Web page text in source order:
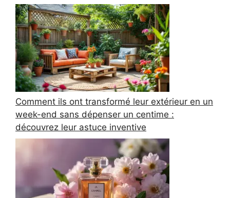
Comment ils ont transformé leur extérieur en un
week-end sans dépenser un centime :
découvrez leur astuce inventive